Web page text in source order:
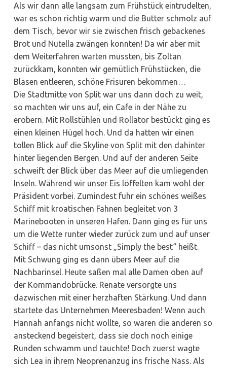
Als wir dann alle langsam zum Frühstück eintrudelten,
war es schon richtig warm und die Butter schmolz auf
dem Tisch, bevor wir sie zwischen frisch gebackenes
Brot und Nutella zwängen konnten! Da wir aber mit
dem Weiterfahren warten mussten, bis Zoltan
zurückkam, konnten wir gemütlich Frühstücken, die
Blasen entleeren, schöne Frisuren bekommen…
Die Stadtmitte von Split war uns dann doch zu weit,
so machten wir uns auf, ein Cafe in der Nähe zu
erobern. Mit Rollstühlen und Rollator bestückt ging es
einen kleinen Hügel hoch. Und da hatten wir einen
tollen Blick auf die Skyline von Split mit den dahinter
hinter liegenden Bergen. Und auf der anderen Seite
schweift der Blick über das Meer auf die umliegenden
Inseln. Während wir unser Eis löffelten kam wohl der
Präsident vorbei. Zumindest fuhr ein schönes weißes
Schiff mit kroatischen Fahnen begleitet von 3
Marinebooten in unseren Hafen. Dann ging es für uns
um die Wette runter wieder zurück zum und auf unser
Schiff – das nicht umsonst „Simply the best“ heißt.
Mit Schwung ging es dann übers Meer auf die
Nachbarinsel. Heute saßen mal alle Damen oben auf
der Kommandobrücke. Renate versorgte uns
dazwischen mit einer herzhaften Stärkung. Und dann
startete das Unternehmen Meeresbaden! Wenn auch
Hannah anfangs nicht wollte, so waren die anderen so
ansteckend begeistert, dass sie doch noch einige
Runden schwamm und tauchte! Doch zuerst wagte
sich Lea in ihrem Neoprenanzug ins frische Nass. Als